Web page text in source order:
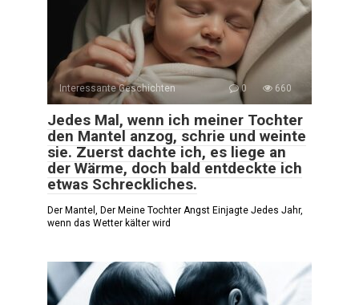
Interessante Geschichten 0 660
Jedes Mal, wenn ich meiner Tochter
den Mantel anzog, schrie und weinte
sie. Zuerst dachte ich, es liege an
der Wärme, doch bald entdeckte ich
etwas Schreckliches.
Der Mantel, Der Meine Tochter Angst Einjagte Jedes Jahr,
wenn das Wetter kälter wird